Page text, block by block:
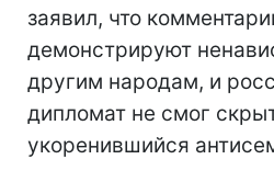
заявил, что
демонстрируют
другим народам, и
дипломат не смог
укоренившийся